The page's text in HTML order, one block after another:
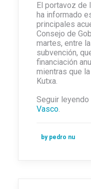
El portavoz de
ha informado
principales
Consejo de
martes, entre
subvención,
financiación
mientras que
Kutxa.
Seguir
Vasco.
by pedro nu